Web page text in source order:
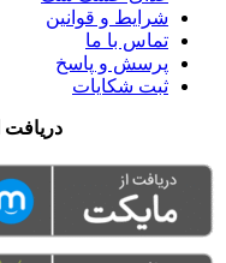
شرایط و قوانین
تماس با ما
پرسش و پاسخ
ثبت شکایات